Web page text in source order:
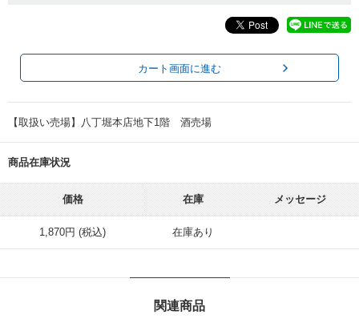
カート画面に進む
【取扱い売場】八丁堀本店地下1階 酒売場
商品在庫状況
価格 在庫 メッセージ
1,870円 (税込) 在庫あり
関連商品